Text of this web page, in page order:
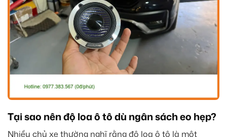
Tại sao nên độ loa ô tô dù ngân sách eo hẹp?
Nhiều chủ xe thường nghĩ rằng độ loa ô tô là một